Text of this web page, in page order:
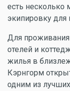
есть несколько
экипировку для
Для проживания
отелей и
жилья в
Кэрнгорм
одним из